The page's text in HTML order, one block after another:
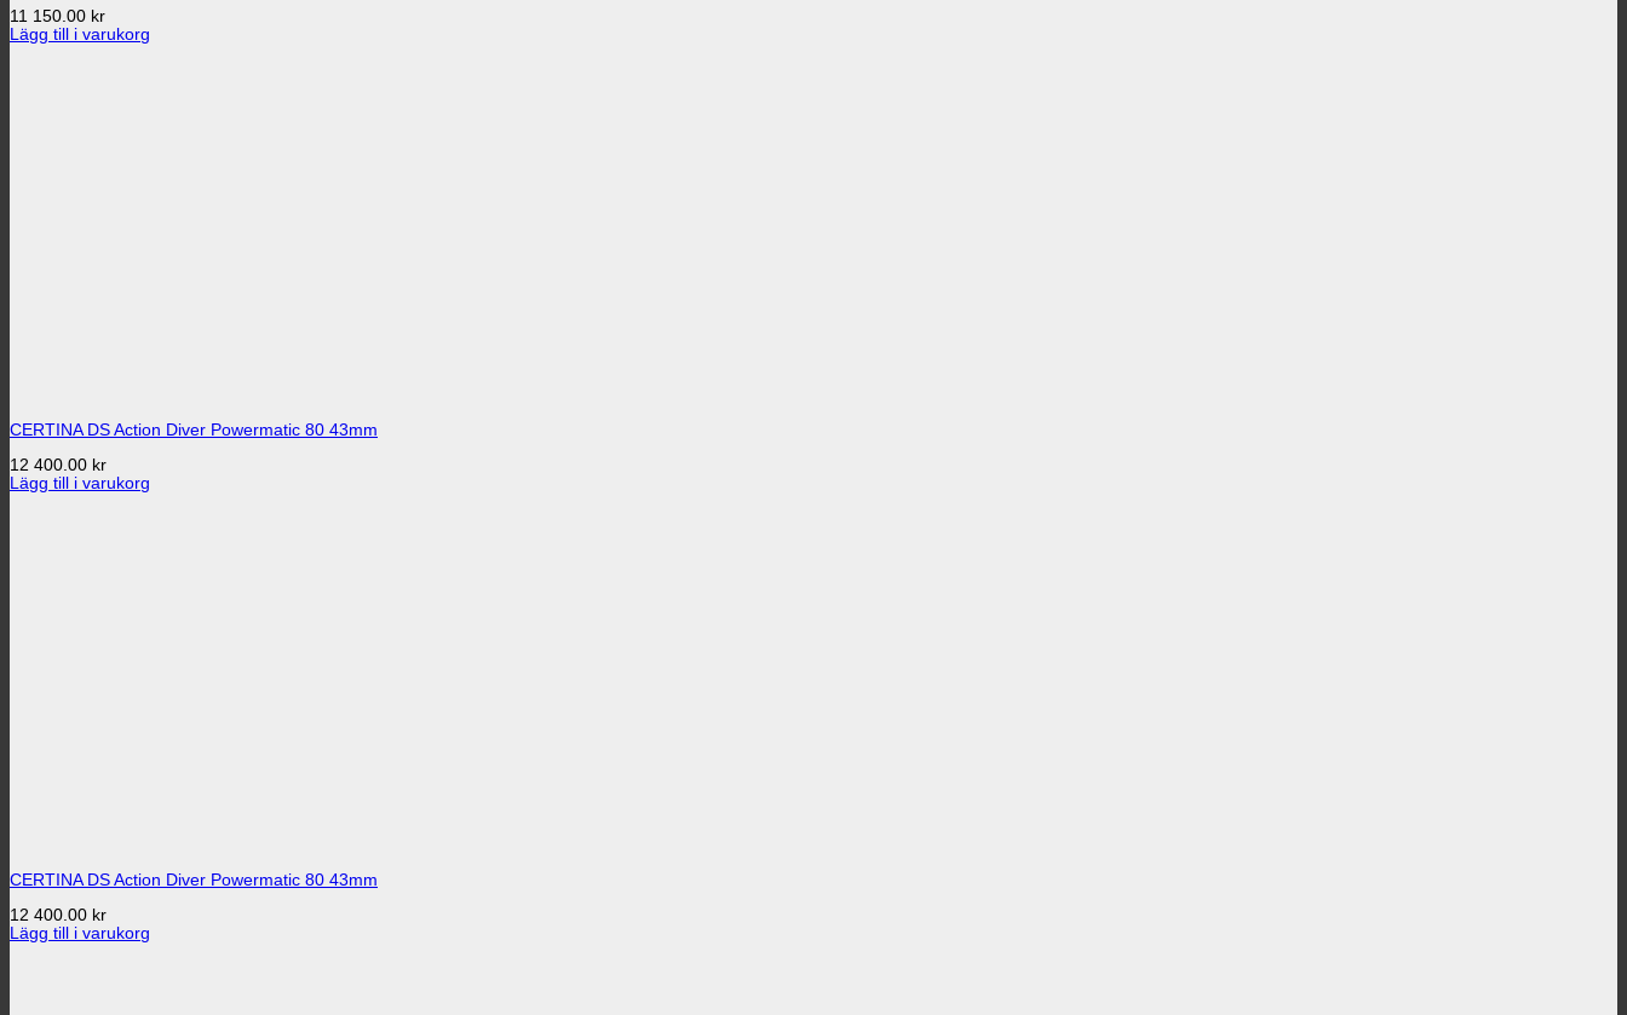
11 150.00 kr
Lägg till i varukorg
CERTINA DS Action Diver Powermatic 80 43mm
12 400.00 kr
Lägg till i varukorg
CERTINA DS Action Diver Powermatic 80 43mm
12 400.00 kr
Lägg till i varukorg